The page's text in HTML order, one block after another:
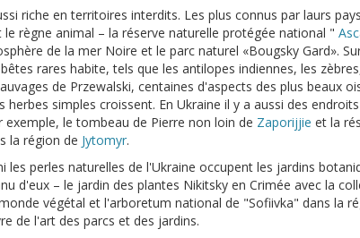
riche en territoires interdits. Les plus connus par laurs
règne animal – la réserve naturelle protégée national "
de la mer Noire et le parc naturel «Bougsky Gard».
rares habite, tels que les antilopes indiennes, les
de Przewalski, centaines d'aspects des plus beaux
herbes simples croissent. En Ukraine il y a aussi des
le tombeau de Pierre non loin de Zaporijjie et la
la région de Jytomyr.
les perles naturelles de l'Ukraine occupent les jardins
d'eux – le jardin des plantes Nikitsky en Crimée avec la
végétal et l'arboretum national de "Sofiivka" dans la
de l'art des parcs et des jardins.